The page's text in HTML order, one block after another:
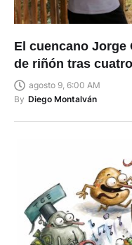
El cuencano
de riñón tras
agosto 9, 6:00 AM
By Diego Montalván